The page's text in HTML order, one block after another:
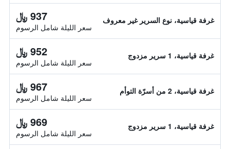
غرفة قياسية، نوع السرير غير معروف 937 ﷼
سعر الليلة شامل الرسوم
غرفة قياسية، 1 سرير مزدوج 952 ﷼
سعر الليلة شامل الرسوم
غرفة قياسية، 2 من أسرّة التوأم 967 ﷼
سعر الليلة شامل الرسوم
غرفة قياسية، 1 سرير مزدوج 969 ﷼
سعر الليلة شامل الرسوم